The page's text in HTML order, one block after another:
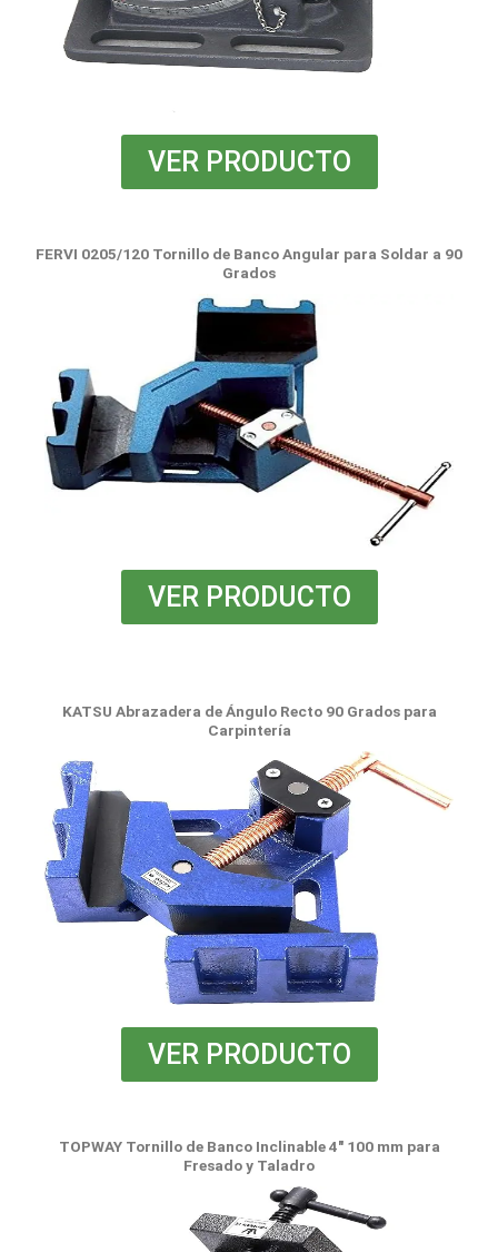
VER PRODUCTO
FERVI 0205/120 Tornillo de Banco Angular para Soldar a 90
Grados
VER PRODUCTO
KATSU Abrazadera de Ángulo Recto 90 Grados para
Carpintería
VER PRODUCTO
TOPWAY Tornillo de Banco Inclinable 4" 100 mm para
Fresado y Taladro